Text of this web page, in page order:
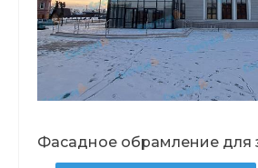
Фасадное обрамление для